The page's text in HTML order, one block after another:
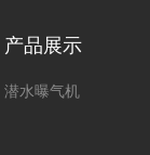
产品展示
潜水曝气机